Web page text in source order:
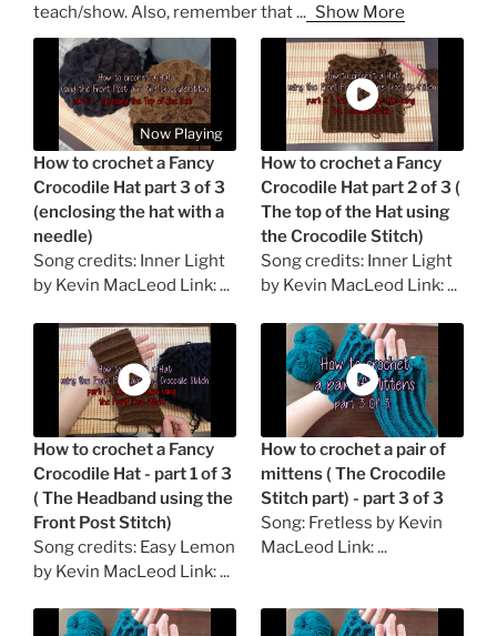
teach/show. Also, remember that... Show More
Now Playing
How to crochet a Fancy
Crocodile Hat part 3 of 3
(enclosing the hat with a
needle)
Song credits: Inner Light
by Kevin MacLeod Link: ...
How to crochet a Fancy
Crocodile Hat part 2 of 3 (
The top of the Hat using
the Crocodile Stitch)
Song credits: Inner Light
by Kevin MacLeod Link: ...
How to crochet a Fancy
Crocodile Hat - part 1 of 3
( The Headband using the
Front Post Stitch)
Song credits: Easy Lemon
by Kevin MacLeod Link: ...
How to crochet a pair of
mittens ( The Crocodile
Stitch part) - part 3 of 3
Song: Fretless by Kevin
MacLeod Link: ...